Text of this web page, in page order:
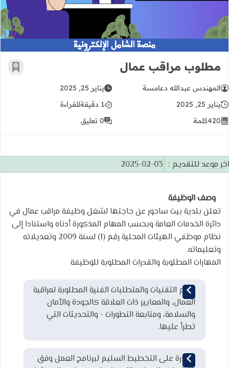
مطلوب مراقب عمال أضف
المهندس عبدالله دعامسة
يناير 25, 2025
يناير 25, 2025
1 دقيقة
للقراءة
420كلمة 0 تعليق
اخر موعد للتقديم : 2025-02-03
وصف الوظيفة
تعلن بلدية بيت ساحور عن حاجتها لشغل وظيفة مراقب عمال في
دائرة الخدمات العامة وبحسب المهام المذكورة أدناه واستنادا إلى
نظام موظفي الهيئات المحلية رقم (1) لسنة 2009 وتعديلاته
وتعليماته.
المهارات المطلوبة والقدرات المطلوبة للوظيفة
فهم التقنيات والمتطلبات الفنية المطلوبة لمراقبة
العمال، والمعايير ذات العلاقة كالجودة والأمان
والسلامة، ومتابعة التطورات - والتحديثات التي
تطرأ عليها.
القدرة على التخطيط السليم لبرنامج العمل وفق